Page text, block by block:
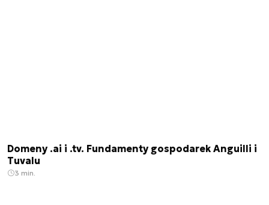
Domeny .ai i .tv. Fundamenty gospodarek Anguilli i
Tuvalu
3 min.